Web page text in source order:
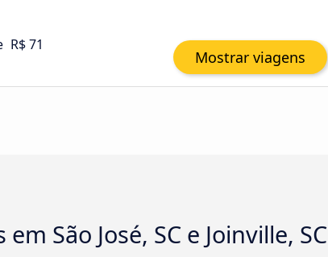
R$ 71
Mostrar viagens
São José, SC e Joinville, SC